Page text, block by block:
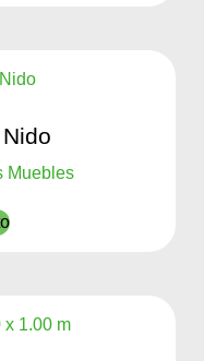
Muebles